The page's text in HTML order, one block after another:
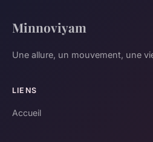
Minnoviyam
Une allure, un mouvement, une
LIENS
Accueil